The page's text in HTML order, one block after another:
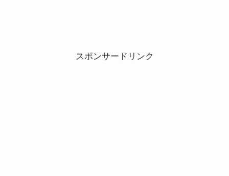
スポンサードリンク